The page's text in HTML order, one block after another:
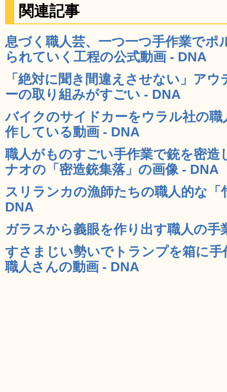
関連記事
息づく職人芸、一つ一つ手作業で
られていく工程の公式動画 - DNA
「絶対に聞き間違えさせない」ア
ーの取り組みがすごい - DNA
バイクのサイドカーをウラル社の
作している動画 - DNA
職人がものすごい手作業で銃を密
ナオの「密造銃集落」の画像 - DNA
スリランカの漁師たちの職人的な「
DNA
ガラスから義眼を作り出す職人の手
すさまじい勢いでトランプを箱に
職人さんの動画 - DNA